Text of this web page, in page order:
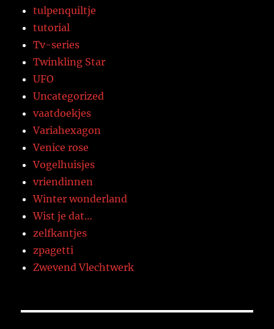
tulpenquiltje
tutorial
Tv-series
Twinkling Star
UFO
Uncategorized
vaatdoekjes
Variahexagon
Venice rose
Vogelhuisjes
vriendinnen
Winter wonderland
Wist je dat…
zelfkantjes
zpagetti
Zwevend Vlechtwerk